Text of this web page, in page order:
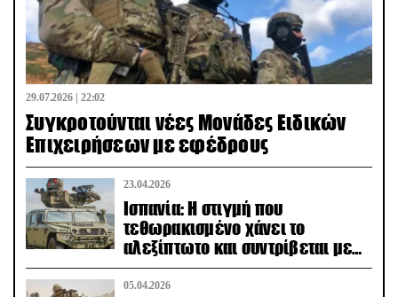
29.07.2026 | 22:02
Συγκροτούνται νέες Μονάδες Ειδικών
Επιχειρήσεων με εφέδρους
23.04.2026
Ισπανία: Η στιγμή που
τεθωρακισμένο χάνει το
αλεξίπτωτο και συντρίβεται με
ορμή στο έδαφος (βίντεο)
05.04.2026